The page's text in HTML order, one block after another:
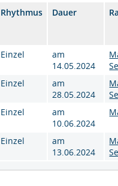
Rhythmus Dauer
Einzel
am
14.05.2024
Einzel
am
28.05.2024
Einzel
am
10.06.2024
Einzel
am
13.06.2024